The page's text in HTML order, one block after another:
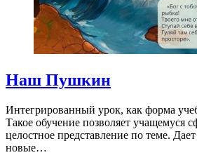
Наш Пушкин
Интегрированный урок, как форма
Такое обучение позволяет учащемуся
целостное представление по теме.
новые…